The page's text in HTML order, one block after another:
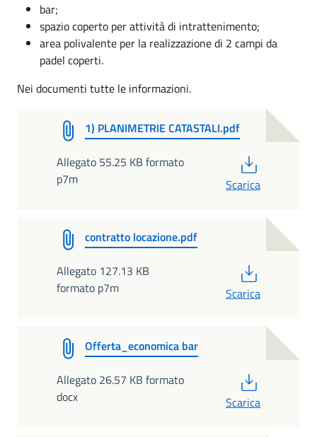
bar;
spazio coperto per attività di intrattenimento;
area polivalente per la realizzazione di 2 campi da
padel coperti.
Nei documenti tutte le informazioni.
1) PLANIMETRIE CATASTALI.pdf
Allegato 55.25 KB formato
p7m
Scarica
contratto locazione.pdf
Allegato 127.13 KB
formato p7m
Scarica
Offerta_economica bar
Allegato 26.57 KB formato
docx
Scarica